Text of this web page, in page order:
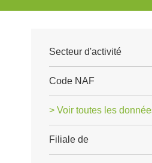
Secteur d'activité
Code NAF
> Voir toutes les
Filiale de